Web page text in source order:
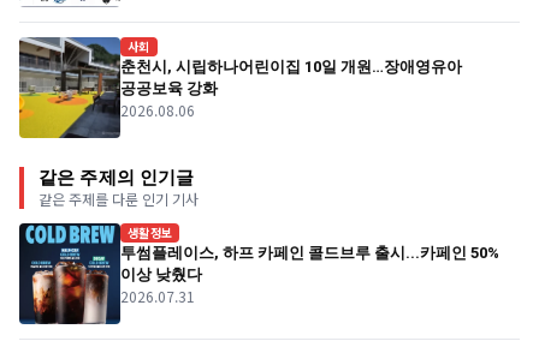
사회
춘천시, 시립하나어린이집 10일 개원…장애영유아
공공보육 강화
2026.08.06
같은 주제의 인기글
같은 주제를 다룬 인기 기사
생활정보
투썸플레이스, 하프 카페인 콜드브루 출시...카페인 50%
이상 낮췄다
2026.07.31